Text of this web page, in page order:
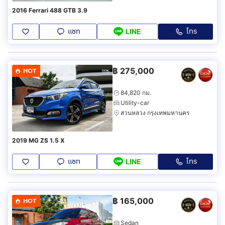
2016 Ferrari 488 GTB 3.9
แชท LINE โทร
HOT ฿ 275,000
84,820 กม.
Utility-car
สวนหลวง กรุงเทพมหานคร
2019 MG ZS 1.5 X
แชท LINE โทร
HOT ฿ 165,000
Sedan